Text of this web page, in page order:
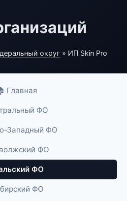
округ » ИП Skin Pro
Главная
ФО
Западный ФО
ФО
ФО
ФО